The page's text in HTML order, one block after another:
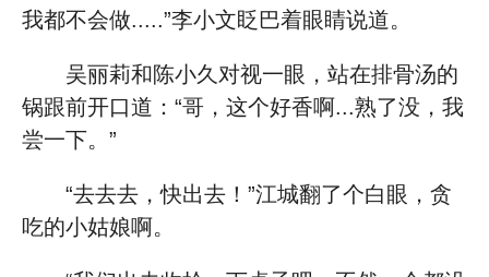
我都不会做.....”李小文眨巴着眼睛说道。
吴丽莉和陈小久对视一眼，站在排骨汤的
锅跟前开口道：“哥，这个好香啊...熟了没，我
尝一下。”
“去去去，快出去！”江城翻了个白眼，贪
吃的小姑娘啊。